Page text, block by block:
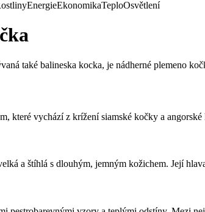
EnergieEkonomikaTeploOsvětlení
také balineska kocka, je nádherné plemeno
které vychází z krížení siamské kočky a
a štíhlá s dlouhým, jemným kožichem. Její